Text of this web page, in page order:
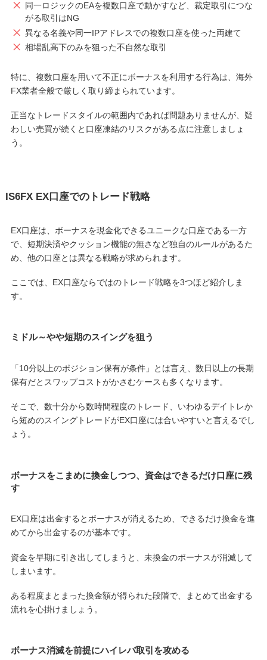
同一ロジックのEAを複数口座で動かすなど、裁定取引につな
がる取引はNG
異なる名義や同一IPアドレスでの複数口座を使った両建て
相場乱高下のみを狙った不自然な取引
特に、複数口座を用いて不正にボーナスを利用する行為は、海外
FX業者全般で厳しく取り締まられています。
正当なトレードスタイルの範囲内であれば問題ありませんが、疑
わしい売買が続くと口座凍結のリスクがある点に注意しましょ
う。
IS6FX EX口座でのトレード戦略
EX口座は、ボーナスを現金化できるユニークな口座である一方
で、短期決済やクッション機能の無さなど独自のルールがあるた
め、他の口座とは異なる戦略が求められます。
ここでは、EX口座ならではのトレード戦略を3つほど紹介しま
す。
ミドル～やや短期のスイングを狙う
「10分以上のポジション保有が条件」とは言え、数日以上の長期
保有だとスワップコストがかさむケースも多くなります。
そこで、数十分から数時間程度のトレード、いわゆるデイトレか
ら短めのスイングトレードがEX口座には合いやすいと言えるでし
ょう。
ボーナスをこまめに換金しつつ、資金はできるだけ口座に残
す
EX口座は出金するとボーナスが消えるため、できるだけ換金を進
めてから出金するのが基本です。
資金を早期に引き出してしまうと、未換金のボーナスが消滅して
しまいます。
ある程度まとまった換金額が得られた段階で、まとめて出金する
流れを心掛けましょう。
ボーナス消滅を前提にハイレバ取引を攻める